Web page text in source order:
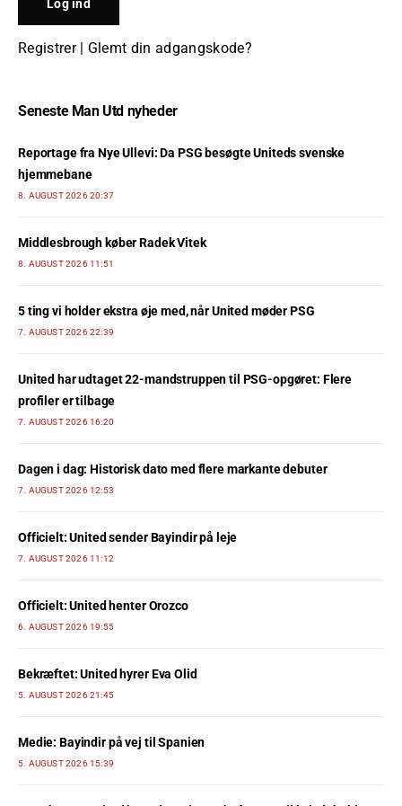
Registrer| Glemt din adgangskode?
Seneste Man Utd nyheder
Reportage fra Nye Ullevi: Da PSG besøgte Uniteds svenske
hjemmebane
8. AUGUST 2026 20:37
Middlesbrough køber Radek Vitek
8. AUGUST 2026 11:51
5 ting vi holder ekstra øje med, når United møder PSG
7. AUGUST 2026 22:39
United har udtaget 22-mandstruppen til PSG-opgøret: Flere
profiler er tilbage
7. AUGUST 2026 16:20
Dagen i dag: Historisk dato med flere markante debuter
7. AUGUST 2026 12:53
Officielt: United sender Bayindir på leje
7. AUGUST 2026 11:12
Officielt: United henter Orozco
6. AUGUST 2026 19:55
Bekræftet: United hyrer Eva Olid
5. AUGUST 2026 21:45
Medie: Bayindir på vej til Spanien
5. AUGUST 2026 15:39